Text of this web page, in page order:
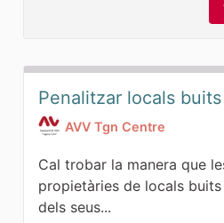
Penalitzar locals buits
AVV Tgn Centre
Cal trobar la manera que
propietàries de locals
dels seus...